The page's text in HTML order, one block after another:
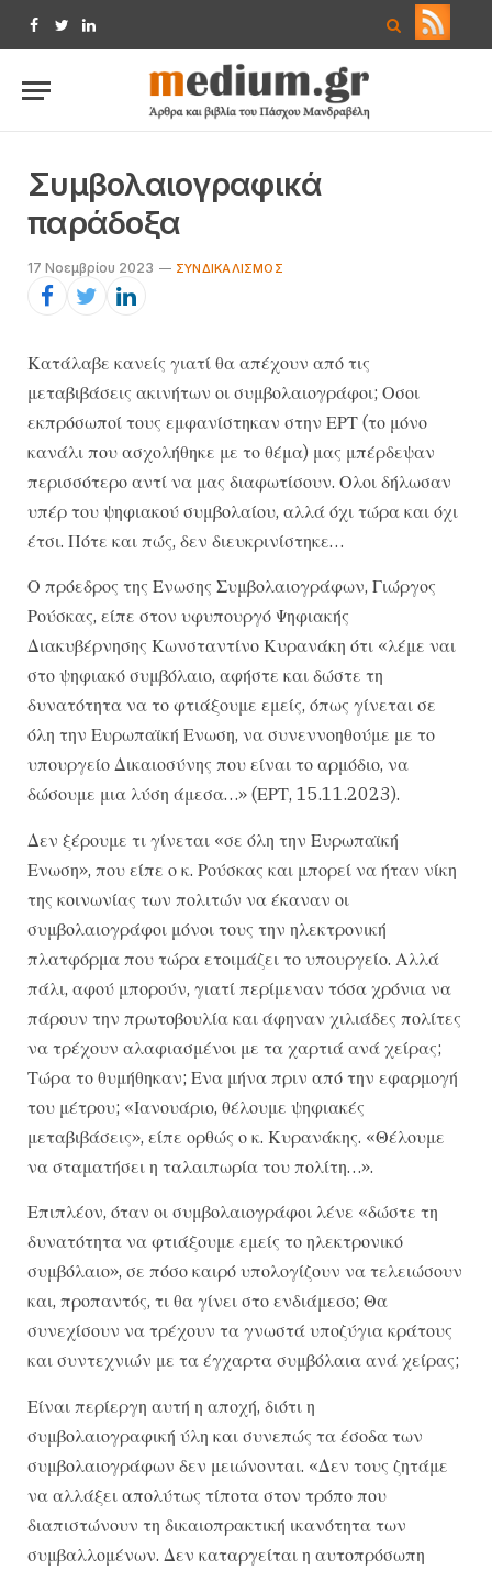
Facebook
TwitterLinkedIn
Συμβολαιογραφικά
παράδοξα
17 Νοεμβρίου 2023 ΣΥΝΔΙΚΑΛΙΣΜΌΣ
Κατάλαβε κανείς γιατί θα απέχουν από τις
μεταβιβάσεις ακινήτων οι συμβολαιογράφοι; Οσοι
εκπρόσωποί τους εμφανίστηκαν στην ΕΡΤ (το μόνο
κανάλι που ασχολήθηκε με το θέμα) μας μπέρδεψαν
περισσότερο αντί να μας διαφωτίσουν. Ολοι δήλωσαν
υπέρ του ψηφιακού συμβολαίου, αλλά όχι τώρα και όχι
έτσι. Πότε και πώς, δεν διευκρινίστηκε…
Ο πρόεδρος της Ενωσης Συμβολαιογράφων, Γιώργος
Ρούσκας, είπε στον υφυπουργό Ψηφιακής
Διακυβέρνησης Κωνσταντίνο Κυρανάκη ότι «λέμε ναι
στο ψηφιακό συμβόλαιο, αφήστε και δώστε τη
δυνατότητα να το φτιάξουμε εμείς, όπως γίνεται σε
όλη την Ευρωπαϊκή Ενωση, να συνεννοηθούμε με το
υπουργείο Δικαιοσύνης που είναι το αρμόδιο, να
δώσουμε μια λύση άμεσα…» (ΕΡΤ, 15.11.2023).
Δεν ξέρουμε τι γίνεται «σε όλη την Ευρωπαϊκή
Ενωση», που είπε ο κ. Ρούσκας και μπορεί να ήταν νίκη
της κοινωνίας των πολιτών να έκαναν οι
συμβολαιογράφοι μόνοι τους την ηλεκτρονική
πλατφόρμα που τώρα ετοιμάζει το υπουργείο. Αλλά
πάλι, αφού μπορούν, γιατί περίμεναν τόσα χρόνια να
πάρουν την πρωτοβουλία και άφηναν χιλιάδες πολίτες
να τρέχουν αλαφιασμένοι με τα χαρτιά ανά χείρας;
Τώρα το θυμήθηκαν; Ενα μήνα πριν από την εφαρμογή
του μέτρου; «Ιανουάριο, θέλουμε ψηφιακές
μεταβιβάσεις», είπε ορθώς ο κ. Κυρανάκης. «Θέλουμε
να σταματήσει η ταλαιπωρία του πολίτη…».
Επιπλέον, όταν οι συμβολαιογράφοι λένε «δώστε τη
δυνατότητα να φτιάξουμε εμείς το ηλεκτρονικό
συμβόλαιο», σε πόσο καιρό υπολογίζουν να τελειώσουν
και, προπαντός, τι θα γίνει στο ενδιάμεσο; Θα
συνεχίσουν να τρέχουν τα γνωστά υποζύγια κράτους
και συντεχνιών με τα έγχαρτα συμβόλαια ανά χείρας;
Είναι περίεργη αυτή η αποχή, διότι η
συμβολαιογραφική ύλη και συνεπώς τα έσοδα των
συμβολαιογράφων δεν μειώνονται. «Δεν τους ζητάμε
να αλλάξει απολύτως τίποτα στον τρόπο που
διαπιστώνουν τη δικαιοπρακτική ικανότητα των
συμβαλλομένων. Δεν καταργείται η αυτοπρόσωπη